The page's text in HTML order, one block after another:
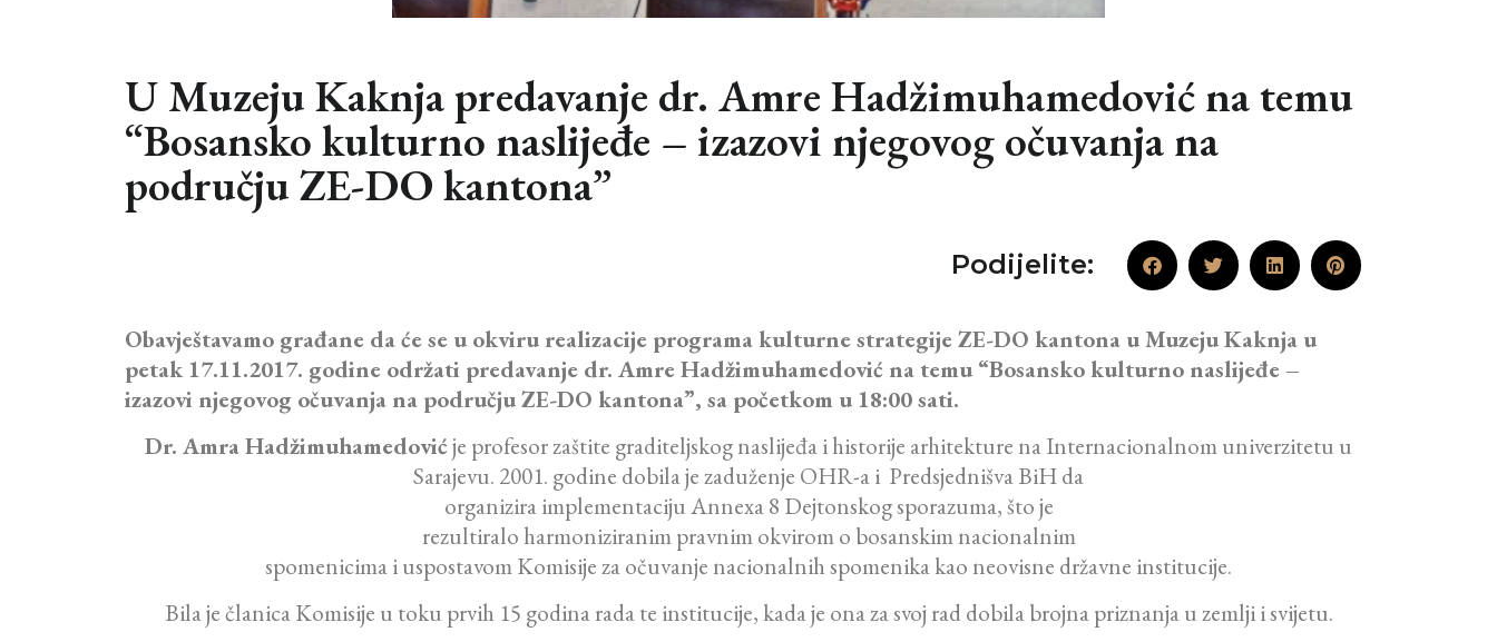
U Muzeju Kaknja predavanje dr. Amre Hadžimuhamedović na temu
“Bosansko kulturno naslijeđe – izazovi njegovog očuvanja na
području ZE-DO kantona”
Podijelite:
Obavještavamo građane da će se u okviru realizacije programa kulturne strategije ZE-DO kantona u Muzeju Kaknja u
petak 17.11.2017. godine održati predavanje dr. Amre Hadžimuhamedović na temu “Bosansko kulturno naslijeđe –
izazovi njegovog očuvanja na području ZE-DO kantona”, sa početkom u 18:00 sati.
Dr. Amra Hadžimuhamedovićje profesor zaštite graditeljskog naslijeđa i historije arhitekture na Internacionalnom univerzitetu u
Sarajevu. 2001. godine dobila je zaduženje OHR-a i Predsjednišva BiH da
organizira implementaciju Annexa 8 Dejtonskog sporazuma, što je
rezultiralo harmoniziranim pravnim okvirom o bosanskim nacionalnim
spomenicima i uspostavom Komisije za očuvanje nacionalnih spomenika kao neovisne državne institucije.
Bila je članica Komisije u toku prvih 15 godina rada te institucije, kada je ona za svoj rad dobila brojna priznanja u zemlji i svijetu.